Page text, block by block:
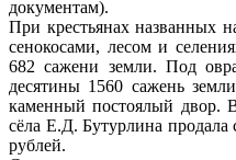
документам).
При крестьянах названных
сенокосами, лесом и
682 сажени земли. Под
десятины 1560 сажень
каменный постоялый двор.
сёла Е.Д. Бутурлина продала
рублей.